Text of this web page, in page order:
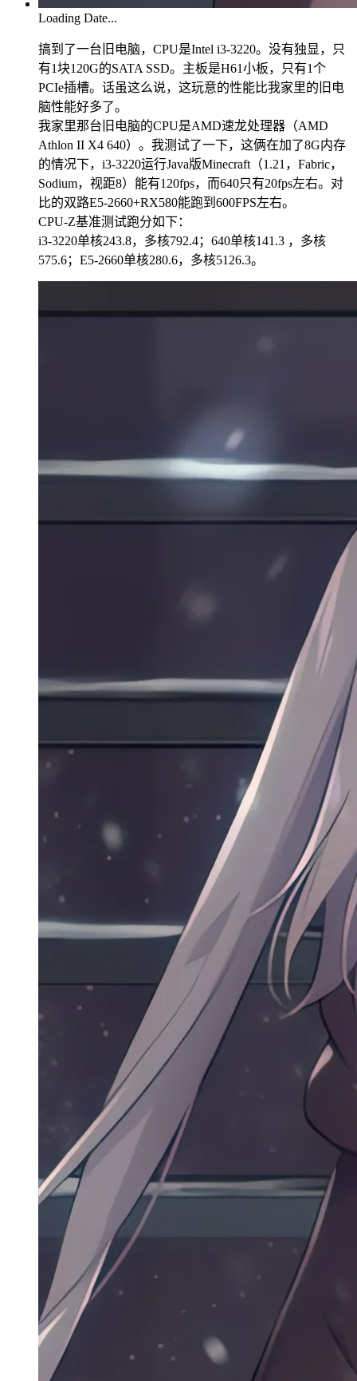
Loading Date...
搞到了一台旧电脑，CPU是Intel i3-3220。没有独显，只
有1块120G的SATA SSD。主板是H61小板，只有1个
PCIe插槽。话虽这么说，这玩意的性能比我家里的旧电
脑性能好多了。
我家里那台旧电脑的CPU是AMD速龙处理器（AMD
Athlon II X4 640）。我测试了一下，这俩在加了8G内存
的情况下，i3-3220运行Java版Minecraft（1.21，Fabric，
Sodium，视距8）能有120fps，而640只有20fps左右。对
比的双路E5-2660+RX580能跑到600FPS左右。
CPU-Z基准测试跑分如下：
i3-3220单核243.8，多核792.4；640单核141.3 ，多核
575.6；E5-2660单核280.6，多核5126.3。